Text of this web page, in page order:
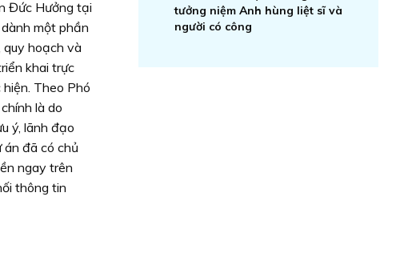
Đức Hưởng tại
một phần
hoạch và
khai trực
Theo Phó
là do
ý, lãnh đạo
đã có chủ
ngay trên
thông tin
tưởng niệm Anh hùng liệt sĩ và
người có công